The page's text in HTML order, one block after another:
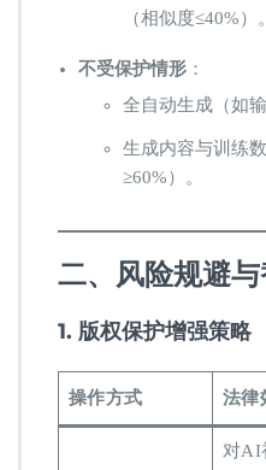
（相似度≤40%）。
​不受保护情形​ ​：
全自动生成（如
生成内容与训练
≥60%）。
二、风险规避
​1. 版权保护增强策略​
​操作方式​ 法律
对AI